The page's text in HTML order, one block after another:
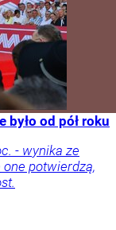
od pół roku
- wynika ze
potwierdzą,